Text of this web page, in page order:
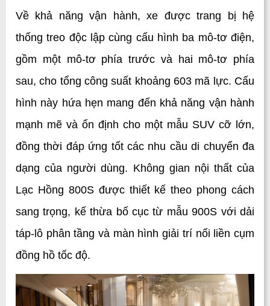
Về khả năng vận hành, xe được trang bị hệ
thống treo độc lập cùng cấu hình ba mô-tơ điện,
gồm một mô-tơ phía trước và hai mô-tơ phía
sau, cho tổng công suất khoảng 603 mã lực. Cấu
hình này hứa hẹn mang đến khả năng vận hành
mạnh mẽ và ổn định cho một mẫu SUV cỡ lớn,
đồng thời đáp ứng tốt các nhu cầu di chuyển đa
dạng của người dùng. Không gian nội thất của
Lạc Hồng 800S được thiết kế theo phong cách
sang trọng, kế thừa bố cục từ mẫu 900S với dải
táp-lô phân tầng và màn hình giải trí nối liền cụm
đồng hồ tốc độ.